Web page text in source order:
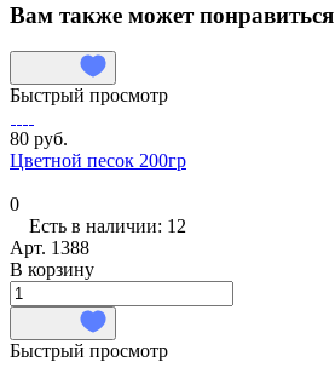
Вам также может понравиться
Быстрый просмотр
80 руб.
Цветной песок 200гр
0
Есть в наличии: 12
Арт. 1388
В корзину
Быстрый просмотр